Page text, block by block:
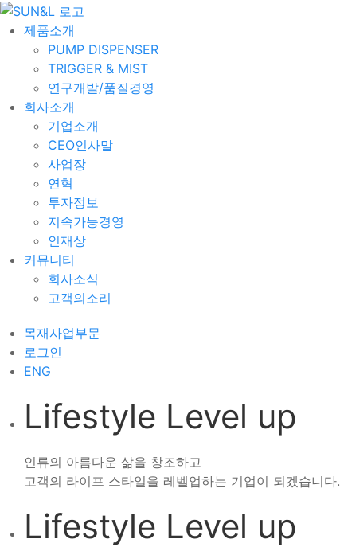
제품소개
PUMP DISPENSER
TRIGGER & MIST
연구개발/품질경영
회사소개
기업소개
CEO인사말
사업장
연혁
투자정보
지속가능경영
인재상
커뮤니티
회사소식
고객의소리
목재사업부문
로그인
ENG
Lifestyle Level up
인류의 아름다운 삶을 창조하고
고객의 라이프 스타일을 레벨업하는 기업이 되겠습니다.
Lifestyle Level up